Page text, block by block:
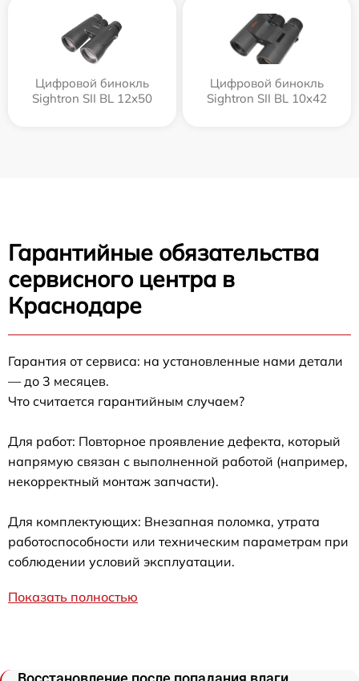
Цифровой бинокль
Sightron SII BL 12x50
Цифровой бинокль
Sightron SII BL 10x42
Гарантийные обязательства
сервисного центра в
Краснодаре
Гарантия от сервиса: на установленные нами детали
— до 3 месяцев.
Что считается гарантийным случаем?
Для работ: Повторное проявление дефекта, который
напрямую связан с выполненной работой (например,
некорректный монтаж запчасти).
Для комплектующих: Внезапная поломка, утрата
работоспособности или техническим параметрам при
соблюдении условий эксплуатации.
Показать полностью